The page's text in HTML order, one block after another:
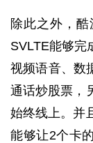
除此之外，
SVLTE能够完
视频语音、数
通话炒股票，
始终线上。并
能够让2个卡